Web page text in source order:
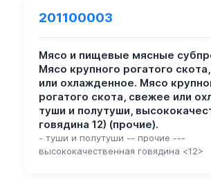
201100003
Мясо и пищевые мясные
Мясо крупного рогатого
или охлажденное. Мясо
рогатого скота, свежее или
туши и полутуши,
говядина 12) (прочие).
- туши и полутуши -- прочие ---
высококачественная говядина <12>